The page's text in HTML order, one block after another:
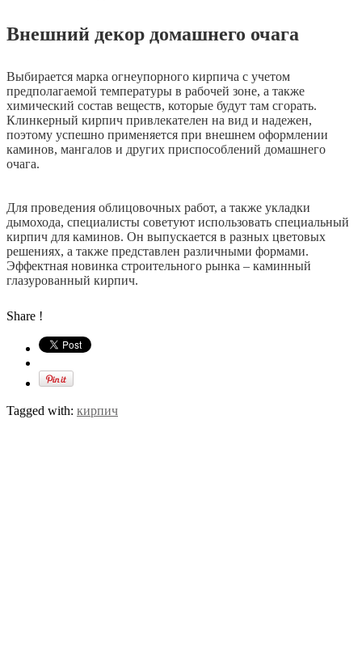
Внешний декор домашнего очага
Выбирается марка огнеупорного кирпича с учетом
предполагаемой температуры в рабочей зоне, а также
химический состав веществ, которые будут там сгорать.
Клинкерный кирпич привлекателен на вид и надежен,
поэтому успешно применяется при внешнем оформлении
каминов, мангалов и других приспособлений домашнего
очага.
Для проведения облицовочных работ, а также укладки
дымохода, специалисты советуют использовать специальный
кирпич для каминов. Он выпускается в разных цветовых
решениях, а также представлен различными формами.
Эффектная новинка строительного рынка – каминный
глазурованный кирпич.
Share !
Tagged with: кирпич